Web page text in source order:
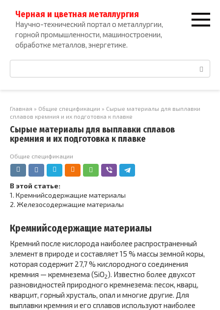
контенту
Черная и цветная металлургия
Научно-технический портал о металлургии,
горной промышленности, машиностроении,
обработке металлов, энергетике.
Поиск:
Главная » Общие спецификации » Сырые материалы для выплавки
сплавов кремния и их подготовка к плавке
Сырые материалы для выплавки сплавов
кремния и их подготовка к плавке
Общие спецификации
В этой статье:
1. Кремнийсодержащие материалы
2. Железосодержащие материалы
Кремнийсодержащие материалы
Кремний после кислорода наиболее распространенный
элемент в природе и составляет 15 % массы земной коры,
которая содержит 27,7 % кислородного соединения
кремния — кремнезема (SiO2). Известно более двухсот
разновидностей природного кремнезема: песок, кварц,
кварцит, горный хрусталь, опал и многие другие. Для
выплавки кремния и его сплавов используют наиболее